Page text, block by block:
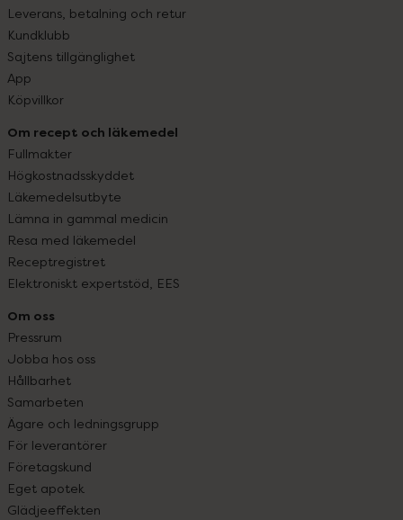
Leverans, betalning och retur
Kundklubb
Sajtens tillgänglighet
App
Köpvillkor
Om recept och läkemedel
Fullmakter
Högkostnadsskyddet
Läkemedelsutbyte
Lämna in gammal medicin
Resa med läkemedel
Receptregistret
Elektroniskt expertstöd, EES
Om oss
Pressrum
Jobba hos oss
Hållbarhet
Samarbeten
Ägare och ledningsgrupp
För leverantörer
Företagskund
Eget apotek
Glädjeeffekten